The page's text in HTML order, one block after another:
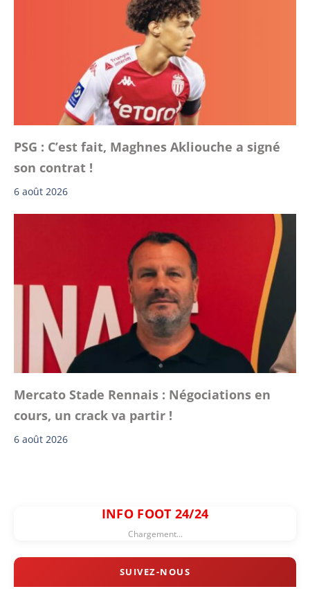
PSG : C’est fait, Maghnes Akliouche a signé
son contrat !
6 août 2026
Mercato Stade Rennais : Négociations en
cours, un crack va partir !
6 août 2026
INFO FOOT 24/24
Chargement...